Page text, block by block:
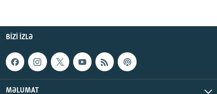
BIZI IZLƏ
MƏLUMAT